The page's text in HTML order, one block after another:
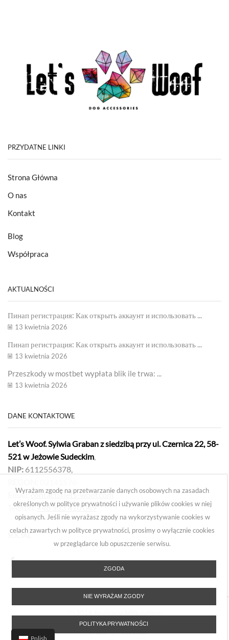
Wyrażam zgodę na przetwarzanie danych osobowych na zasadach
określonych w polityce prywatności i używanie plików cookies w niej
opisanych. Jeśli nie wyrażasz zgody na wykorzystywanie cookies w
celach zawartych w polityce prywatności, prosimy o wyłącznie cookies
w przeglądarce lub opuszczenie serwisu.
ZGODA
NIE WYRAŻAM ZGODY
POLITYKA PRYWATNOŚCI
PRZYDATNE LINKI
Strona Główna
O nas
Kontakt
Blog
Współpraca
AKTUALNOŚCI
Пинап регистрация: Как открыть аккаунт и использовать ...
13 kwietnia 2026
Пинап регистрация: Как открыть аккаунт и использовать ...
13 kwietnia 2026
Przeszkody w mostbet wypłata blik ile trwa: ...
13 kwietnia 2026
DANE KONTAKTOWE
Let’s Woof. Sylwia Graban z siedzibą przy ul. Czernica 22, 58-
521 w Jeżowie Sudeckim,
NIP: 6112556378,
Email:contact@lets-woof.com
Telefon: +48 533 410 049
SOCIAL
O nas Portfolio
Polish